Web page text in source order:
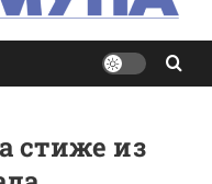
стиже из